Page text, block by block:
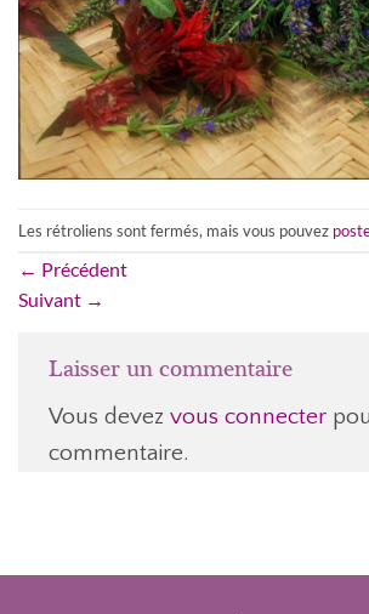
Les rétroliens sont fermés, mais vous pouvez
← Précédent
Suivant →
Laisser un commentaire
Vous devez vous connecter
commentaire.